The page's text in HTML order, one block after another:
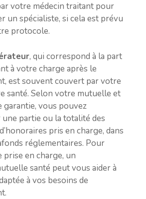
votre médecin traitant pour
un spécialiste, si cela est prévu
protocole.
, qui correspond à la part
à votre charge après le
est souvent couvert par votre
santé. Selon votre mutuelle et
garantie, vous pouvez
partie ou la totalité des
pris en charge, dans
réglementaires. Pour
en charge, un
santé peut vous aider à
à vos besoins de